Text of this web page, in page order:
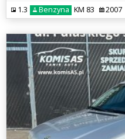
1.3 Benzyna KM 83 2007